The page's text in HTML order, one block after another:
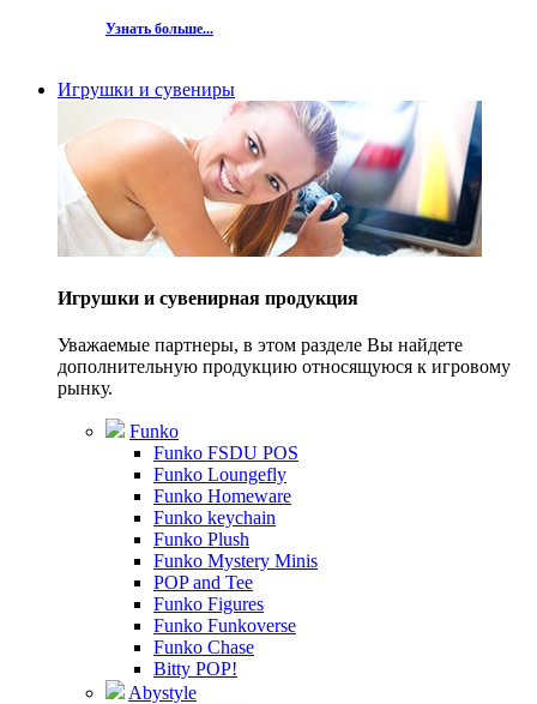
Узнать больше...
Игрушки и сувениры
Игрушки и сувенирная продукция
Уважаемые партнеры, в этом разделе Вы найдете
дополнительную продукцию относящуюся к игровому
рынку.
Funko
Funko FSDU POS
Funko Loungefly
Funko Homeware
Funko keychain
Funko Plush
Funko Mystery Minis
POP and Tee
Funko Figures
Funko Funkoverse
Funko Chase
Bitty POP!
Abystyle